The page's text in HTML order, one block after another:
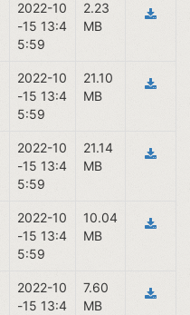
2022-10
-15 13:4
5:59
2.23
MB
2022-10
-15 13:4
5:59
21.10
MB
2022-10
-15 13:4
5:59
21.14
MB
2022-10
-15 13:4
5:59
10.04
MB
2022-10
-15 13:4
7.60
MB